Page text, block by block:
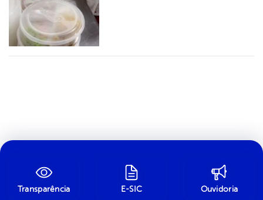
Transparência E-SIC Ouvidoria